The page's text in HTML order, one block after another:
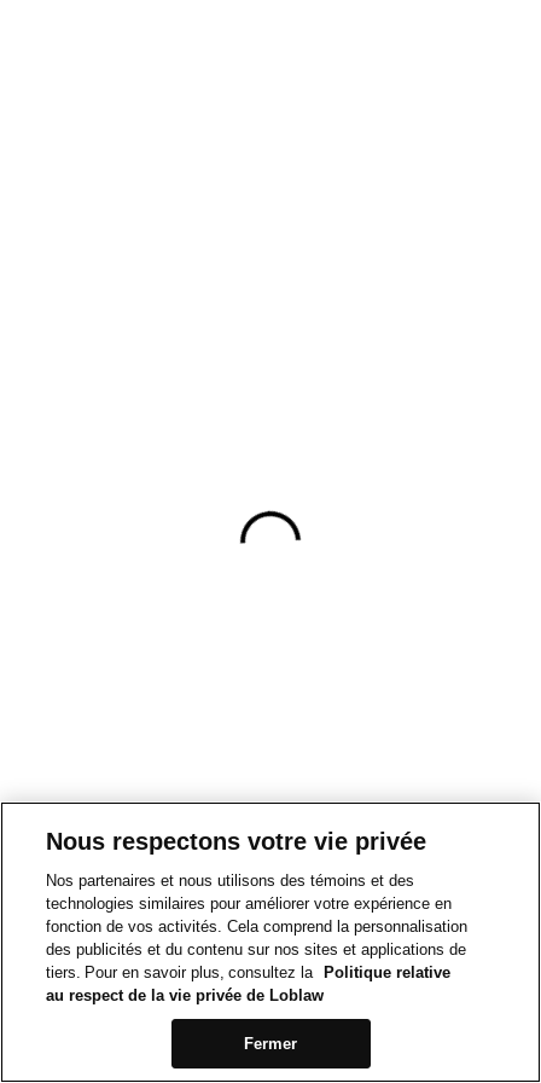
Nous respectons votre vie privée
Nos partenaires et nous utilisons des témoins et des
technologies similaires pour améliorer votre expérience en
fonction de vos activités. Cela comprend la personnalisation
des publicités et du contenu sur nos sites et applications de
tiers. Pour en savoir plus, consultez la
Politique relative
au respect de la vie privée de Loblaw
Fermer